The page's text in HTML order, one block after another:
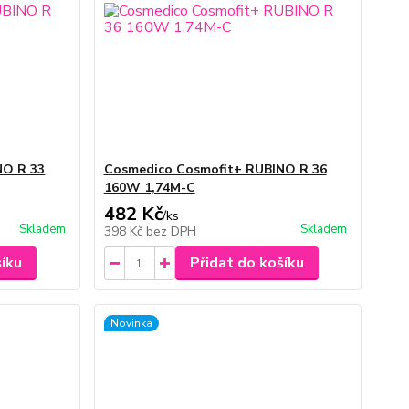
R 33
Skladem
Cosmedico Cosmofit+ RUBINO R 36
160W 1,74M-C
482 Kč/ks
398 Kč bez DPH Skladem
Přidat do košíku
Novinka